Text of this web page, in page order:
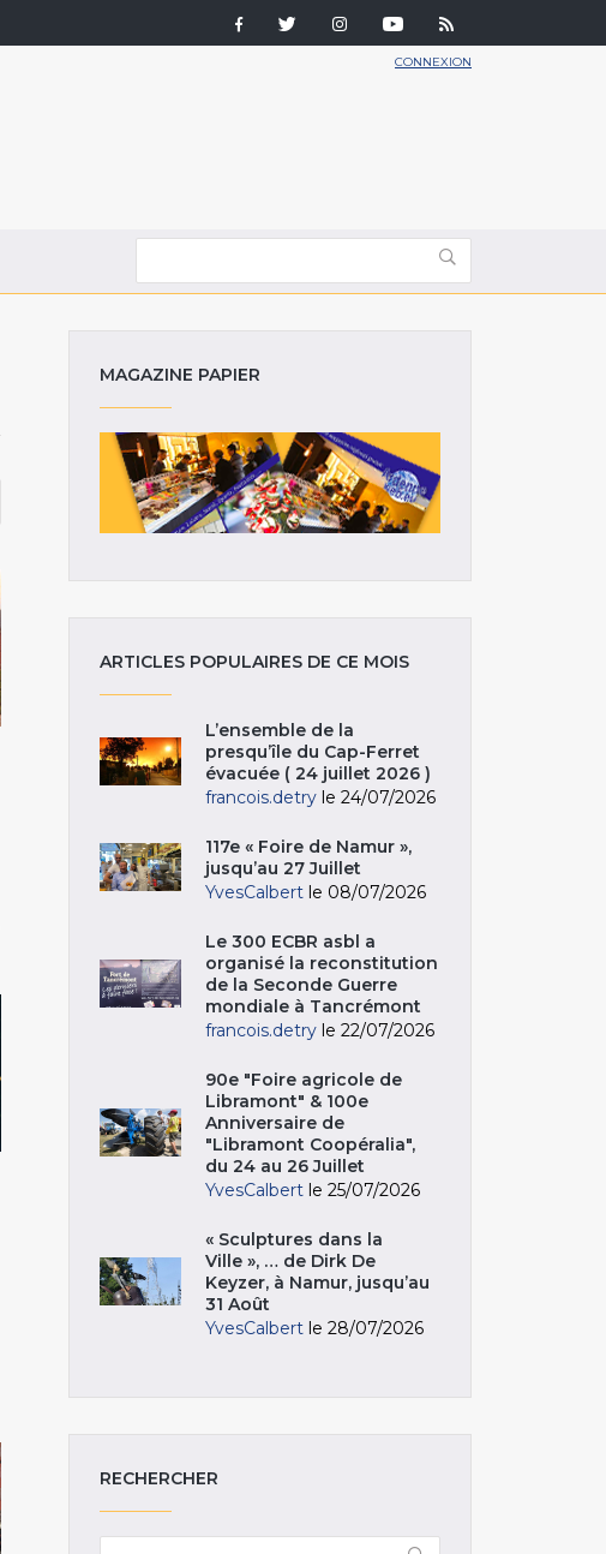
CONNEXION
MAGAZINE PAPIER
ARTICLES POPULAIRES DE CE MOIS
L’ensemble de la
presqu’île du Cap-Ferret
évacuée ( 24 juillet 2026 )
francois.detry le 24/07/2026
117e « Foire de Namur »,
jusqu’au 27 Juillet
YvesCalbert le 08/07/2026
Le 300 ECBR asbl a
organisé la reconstitution
de la Seconde Guerre
mondiale à Tancrémont
francois.detry le 22/07/2026
90e "Foire agricole de
Libramont" & 100e
Anniversaire de
"Libramont Coopéralia",
du 24 au 26 Juillet
YvesCalbert le 25/07/2026
« Sculptures dans la
Ville », … de Dirk De
Keyzer, à Namur, jusqu’au
31 Août
YvesCalbert le 28/07/2026
RECHERCHER